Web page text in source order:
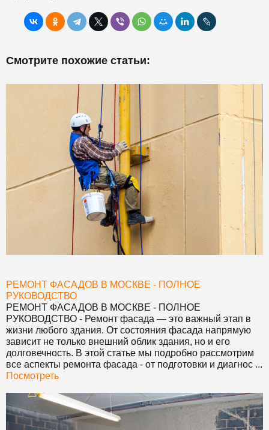
Смотрите похожие статьи:
РЕМОНТ ФАСАДОВ В МОСКВЕ - ПОЛНОЕ
РУКОВОДСТВО
РЕМОНТ ФАСАДОВ В МОСКВЕ - ПОЛНОЕ
РУКОВОДСТВО - Ремонт фасада — это важный этап в
жизни любого здания. От состояния фасада напрямую
зависит не только внешний облик здания, но и его
долговечность. В этой статье мы подробно рассмотрим
все аспекты ремонта фасада - от подготовки и диагнос ...
Посмотреть